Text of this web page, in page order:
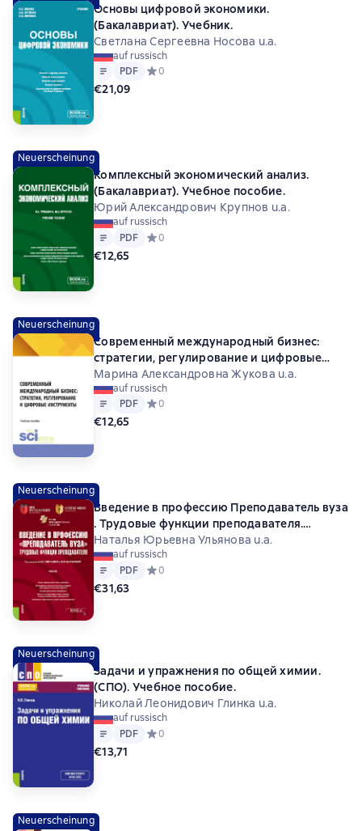
Основы цифровой экономики.
(Бакалавриат). Учебник.
Светлана Сергеевна Носова u.a.
auf russisch
Text
PDF
PDF Средний рейтинг 0 на основе 0 оценок
0
€21,09
Neuerscheinung
Комплексный экономический анализ.
(Бакалавриат). Учебное пособие.
Юрий Александрович Крупнов u.a.
auf russisch
Text
PDF
PDF Средний рейтинг 0 на основе 0 оценок
0
€12,65
Neuerscheinung
Современный международный бизнес:
стратегии, регулирование и цифровые
инструменты. (Бакалавриат). Учебное
пособие.
Марина Александровна Жукова u.a.
auf russisch
Text
PDF
PDF Средний рейтинг 0 на основе 0 оценок
0
€12,65
Neuerscheinung
Введение в профессию Преподаватель вуза
. Трудовые функции преподавателя.
(Аспирантура, Магистратура). Учебник.
Наталья Юрьевна Ульянова u.a.
auf russisch
Text
PDF
PDF Средний рейтинг 0 на основе 0 оценок
0
€31,63
Neuerscheinung
Задачи и упражнения по общей химии.
(СПО). Учебное пособие.
Николай Леонидович Глинка u.a.
auf russisch
Text
PDF
PDF Средний рейтинг 0 на основе 0 оценок
0
€13,71
Neuerscheinung